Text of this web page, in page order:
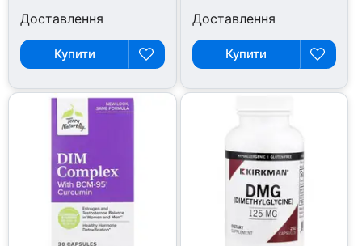
Доставлення
Купити
Доставлення
Купити